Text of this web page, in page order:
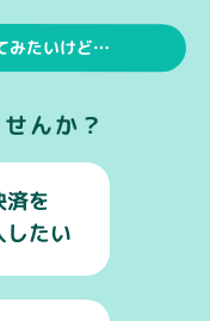
みたいけど…
んか？
を
したい